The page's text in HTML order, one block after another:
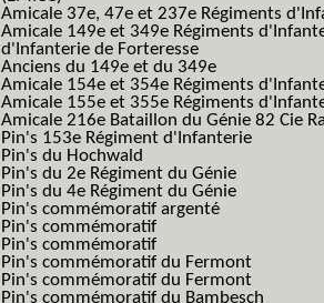
Amicale 37e, 47e et 237e Régiments
Amicale 149e et 349e Régiments
d'Infanterie de Forteresse
Anciens du 149e et du 349e
Amicale 154e et 354e Régiments
Amicale 155e et 355e Régiments
Amicale 216e Bataillon du Génie 82 Cie
Pin's 153e Régiment d'Infanterie
Pin's du Hochwald
Pin's du 2e Régiment du Génie
Pin's du 4e Régiment du Génie
Pin's commémoratif argenté
Pin's commémoratif
Pin's commémoratif
Pin's commémoratif du Fermont
Pin's commémoratif du Fermont
Pin's commémoratif du Bambesch